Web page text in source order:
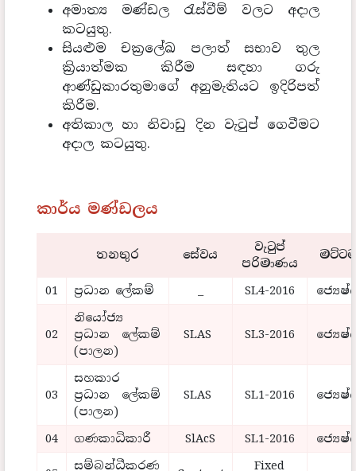
අමාත්‍ය මණ්ඩල රැස්වීම් වලට අදාල
කටයුතු.
සියළුම චක්‍රලේඛ පලාත් සභාව තුල
ක්‍රියාත්මක කිරීම සඳහා ගරු
ආණ්ඩුකාරතුමාගේ අනුමැතියට ඉදිරිපත්
කිරීම.
අතිකාල හා නිවාඩු දින වැටුප් ගෙවීමට
අදාල කටයුතු.
කාර්ය මණ්ඩලය
තනතුර සේවය
වැටුප්
පරිමාණය
01 ප්‍රධාන ලේකම් SL4-2016
02
නියෝජ්‍ය
ප්‍රධාන ලේකම්
(පාලන)
SLAS SL3-2016
03
සහකාර
ප්‍රධාන ලේකම්
(පාලන)
SLAS SL1-2016
04 ගණකාධිකාරී SlAcS SL1-2016
සම්බන්ධීකරණ
Fixed